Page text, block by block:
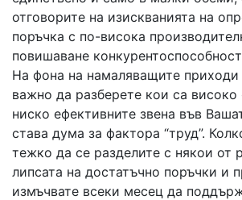
отговорите на изискванията на
поръчка с по-висока
повишаване
На фона на намаляващите приходи
важно да разберете кои са високо
ниско ефективните звена във
става дума за фактора “труд”.
тежко да се разделите с някои от
липсата на достатъчно поръчки и
измъчвате всеки месец да